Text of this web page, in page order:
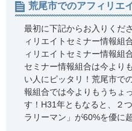
荒尾市でのアフィリエ
最初に下記からお入りく
ィリエイトセミナー情報組
ィリエイトセミナー情報組
セミナー情報組合は今より
い人にピッタリ！荒尾市で
報組合では今よりもうちょ
す！H31年ともなると、２
ラリーマン」が60%を優に